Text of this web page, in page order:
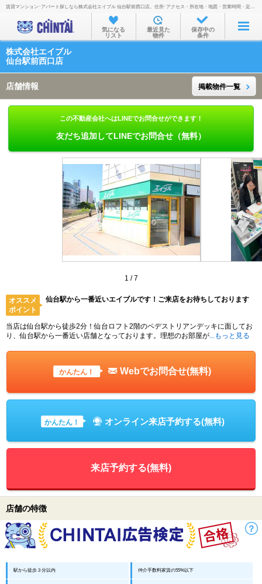
お部屋を探す
沿線・駅から
通勤通学時間から
物件特集から
TOP
賃貸マンション･アパート探しなら株式会社エイブル 仙台駅前西口店。住所･アクセス・所在地・地図・営業時間・定休日・電話番号などを掲載。
気になる
リスト
最近見た
物件
保存中の
条件
株式会社エイブル
仙台駅前西口店
店舗情報 掲載物件一覧
この不動産会社へはLINEでお問合せができます！
友だち追加してLINEでお問合せ（無料）
1 /7
オススメ
ポイント
仙台駅から一番近いエイブルです！ご来店をお待ちしております
当店は仙台駅から徒歩2分！仙台ロフト2階のペデストリアンデッキに面してお
り、仙台駅から一番近い店舗となっております。理想のお部屋が ...もっと見る
かんたん！ Webでお問合せ(無料)
かんたん！ オンライン来店予約する(無料)
来店予約する(無料)
店舗の特徴
駅から徒歩３分以内 仲介手数料家賃の55%以下